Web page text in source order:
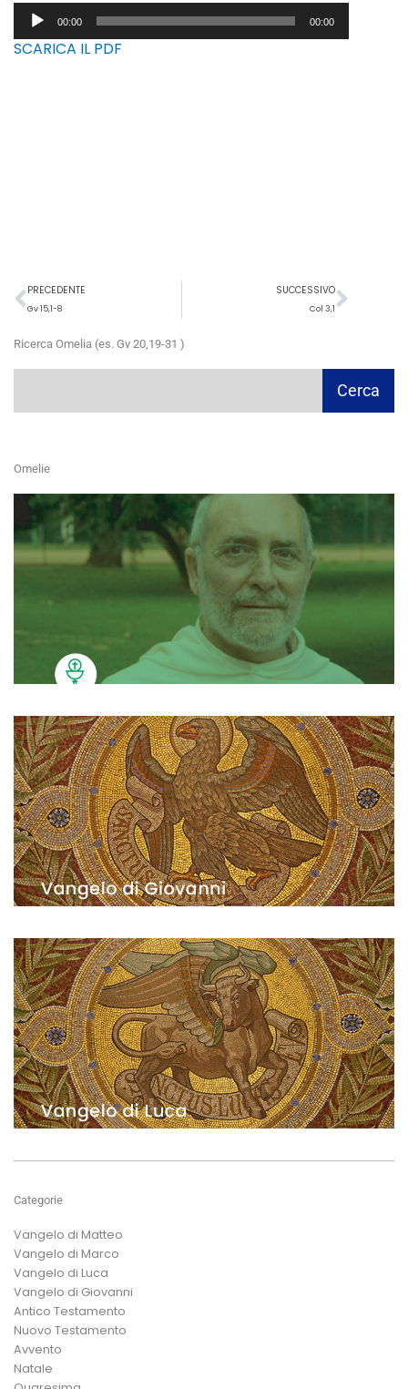
Audio
Player00:00 00:00
SCARICA IL PDF
Precedente
PRECEDENTE
Gv 15,1-8
SUCCESSIVO
Col 3,1
Ricerca Omelia (es. Gv 20,19-31 )
Cerca
Omelie
Categorie
Vangelo di Matteo
Vangelo di Marco
Vangelo di Luca
Vangelo di Giovanni
Antico Testamento
Nuovo Testamento
Avvento
Natale